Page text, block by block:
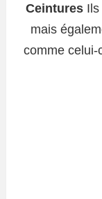
Ceintures
mais
comme celui-